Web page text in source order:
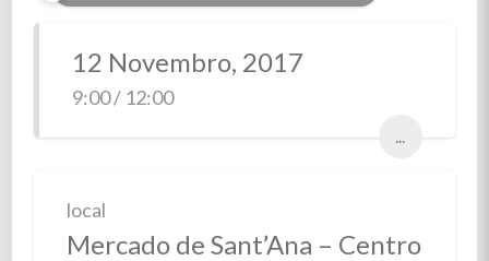
12 Novembro, 2017
9:00 / 12:00
...
local
Mercado de Sant’Ana – Centro